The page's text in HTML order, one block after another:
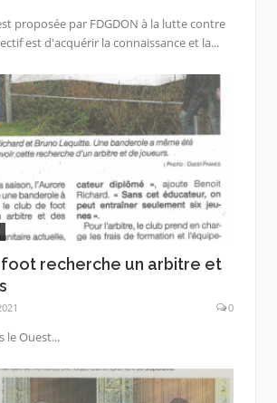
proposée par FDGDON à la lutte contre
est d'acquérir la connaissance et la...
recherche un arbitre et
0
le Ouest...